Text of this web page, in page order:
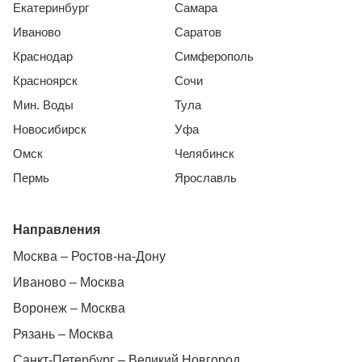
Екатеринбург
Иваново
Краснодар
Красноярск
Мин. Воды
Новосибирск
Омск
Пермь
Самара
Саратов
Симферополь
Сочи
Тула
Уфа
Челябинск
Ярославль
Направления
Москва – Ростов-на-Дону
Иваново – Москва
Воронеж – Москва
Рязань – Москва